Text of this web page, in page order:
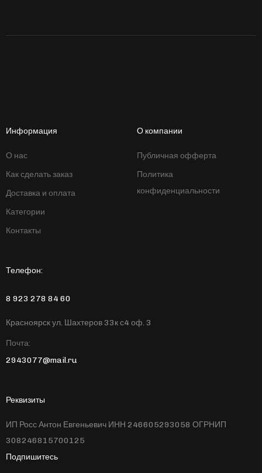
Информация
О нас
Как сделать заказ
Доставка и оплата
Категории
Контакты
О компании
Публичная офферта
Политика
конфиденциальности
Телефон:
8 923 278 84 60
Красноярск ул. Шахтеров 33к с4 оф. 3
Почта:
2943077@mail.ru
Реквизиты
ИП Росс Антон Евгеньевич ИНН 246605293058 ОГРНИП
308246815700125
Подпишитесь